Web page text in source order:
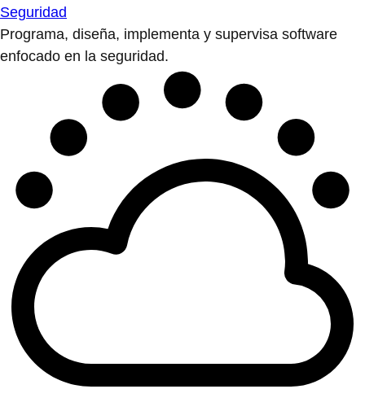
Seguridad
Programa, diseña, implementa y supervisa software
enfocado en la seguridad.